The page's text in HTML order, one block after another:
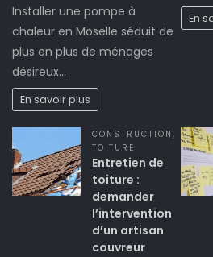
Installer une pompe à
chaleur en Moselle séduit de
plus en plus de ménages
désireux…
En savoir plus
En
CONSTRUCTION ,
TOITURE
Entretien de
toiture :
demander
l’intervention
d’un artisan
couvreur